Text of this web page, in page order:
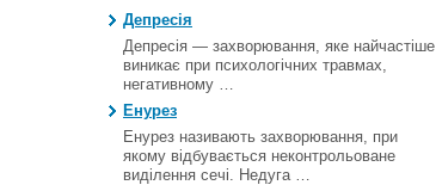
Депресія
Депресія — захворювання, яке найчастіше
виникає при психологічних травмах,
негативному …
Енурез
Енурез називають захворювання, при
якому відбувається неконтрольоване
виділення сечі. Недуга …